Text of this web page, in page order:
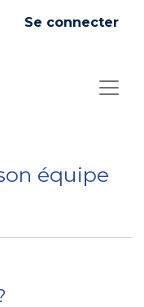
Se connecter
équipe